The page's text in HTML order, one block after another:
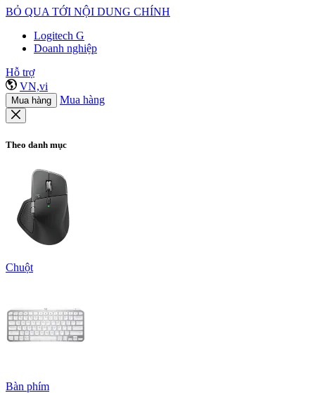
BỎ QUA TỚI NỘI DUNG CHÍNH
Logitech G
Doanh nghiệp
Hỗ trợ
VN,vi
Mua hàng Mua hàng
Theo danh mục
Chuột
Bàn phím